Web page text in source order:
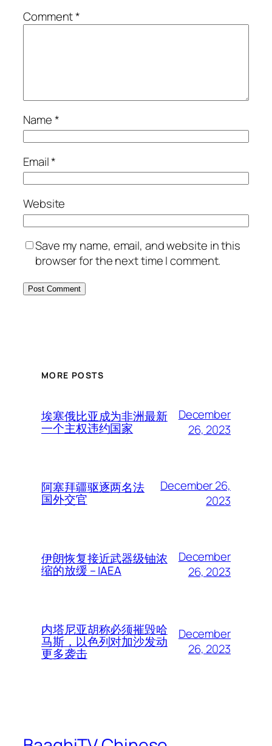
Comment*
Name*
Email*
Website
Save my name, email, and website in this
browser for the next time I comment.
MORE POSTS
埃塞俄比亚成为非洲最新
一个主权违约国家
December
26, 2023
阿塞拜疆驱逐两名法
国外交官
December 26,
2023
伊朗恢复接近武器级铀浓
缩的放缓 – IAEA
December
26, 2023
内塔尼亚胡称必须摧毁哈
马斯，以色列对加沙发动
更多袭击
December
26, 2023